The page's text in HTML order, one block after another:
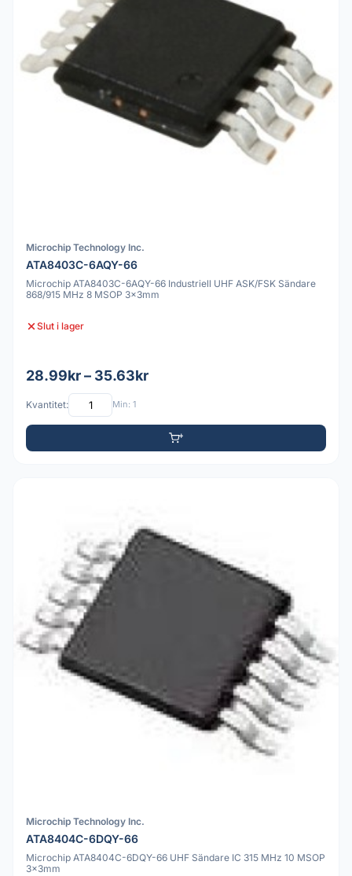
Microchip Technology Inc.
ATA8403C-6AQY-66
Microchip ATA8403C-6AQY-66 Industriell UHF ASK/FSK Sändare
868/915 MHz 8 MSOP 3x3mm
Slut i lager
28.99kr – 35.63kr
Kvantitet: Min: 1
Microchip Technology Inc.
ATA8404C-6DQY-66
Microchip ATA8404C-6DQY-66 UHF Sändare IC 315 MHz 10 MSOP
3x3mm